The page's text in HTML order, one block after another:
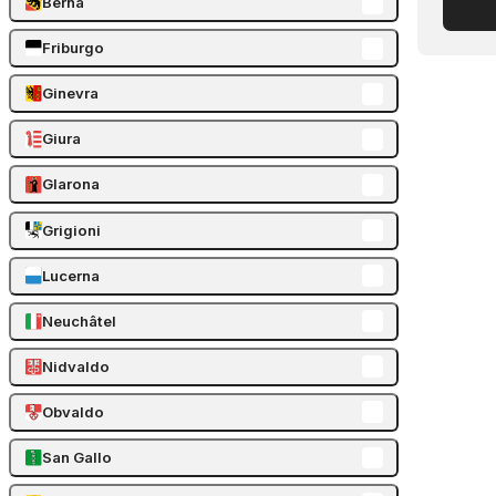
Friburgo
Ginevra
Giura
Glarona
Grigioni
Lucerna
Neuchâtel
Nidvaldo
Obvaldo
San Gallo